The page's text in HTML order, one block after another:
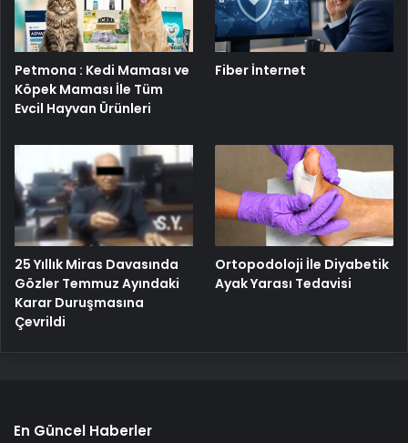
Petmona : Kedi Maması ve
Köpek Maması İle Tüm
Evcil Hayvan Ürünleri
Fiber İnternet
25 Yıllık Miras Davasında
Gözler Temmuz Ayındaki
Karar Duruşmasına
Çevrildi
Ortopodoloji İle Diyabetik
Ayak Yarası Tedavisi
En Güncel Haberler